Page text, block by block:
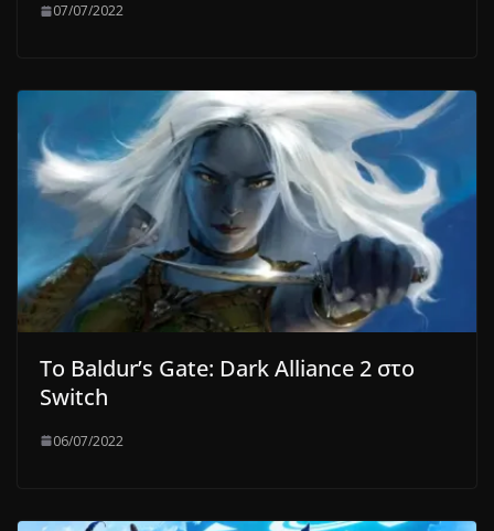
07/07/2022
Το Baldur’s Gate: Dark Alliance 2 στο
Switch
06/07/2022